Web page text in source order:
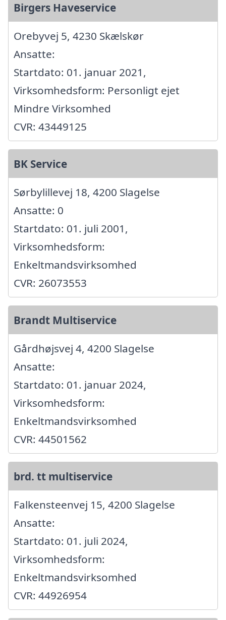
Birgers Haveservice
Orebyvej 5, 4230 Skælskør
Ansatte:
Startdato: 01. januar 2021,
Virksomhedsform: Personligt ejet
Mindre Virksomhed
CVR: 43449125
BK Service
Sørbylillevej 18, 4200 Slagelse
Ansatte: 0
Startdato: 01. juli 2001,
Virksomhedsform:
Enkeltmandsvirksomhed
CVR: 26073553
Brandt Multiservice
Gårdhøjsvej 4, 4200 Slagelse
Ansatte:
Startdato: 01. januar 2024,
Virksomhedsform:
Enkeltmandsvirksomhed
CVR: 44501562
brd. tt multiservice
Falkensteenvej 15, 4200 Slagelse
Ansatte:
Startdato: 01. juli 2024,
Virksomhedsform:
Enkeltmandsvirksomhed
CVR: 44926954